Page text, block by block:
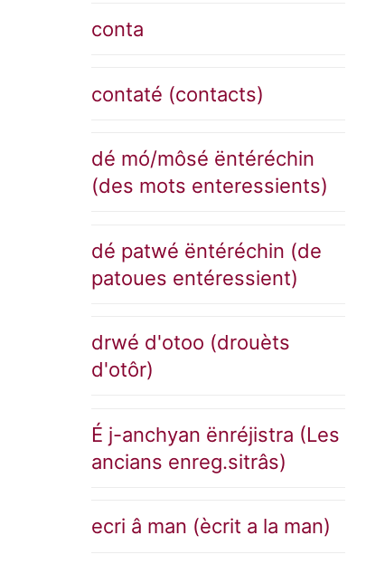
conta
contaté (contacts)
dé mó/môsé ëntéréchin
(des mots enteressients)
dé patwé ëntéréchin (de
patoues entéressient)
drwé d'otoo (drouèts
d'otôr)
É j-anchyan ënréjistra (Les
ancians enreg.sitrâs)
ecri â man (ècrit a la man)